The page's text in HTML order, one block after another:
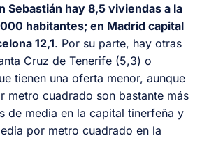
Sebastián hay 8,5 viviendas a la
habitantes; en Madrid capital
12,1. Por su parte, hay otras
Cruz de Tenerife (5,3) o
tienen una oferta menor, aunque
metro cuadrado son bastante más
de media en la capital tinerfeña y
por metro cuadrado en la